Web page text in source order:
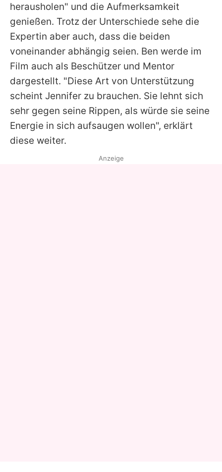
herausholen" und die Aufmerksamkeit
genießen. Trotz der Unterschiede sehe die
Expertin aber auch, dass die beiden
voneinander abhängig seien. Ben werde im
Film auch als Beschützer und Mentor
dargestellt. "Diese Art von Unterstützung
scheint Jennifer zu brauchen. Sie lehnt sich
sehr gegen seine Rippen, als würde sie seine
Energie in sich aufsaugen wollen", erklärt
diese weiter.
Anzeige